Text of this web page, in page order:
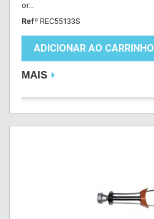
or...
Refª REC55133S
ADICIONAR AO CARRINHO
MAIS